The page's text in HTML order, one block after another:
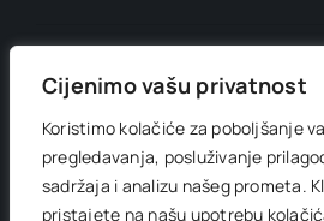
Cijenimo vašu privatnost
Koristimo kolačiće za poboljšanje
pregledavanja, posluživanje
sadržaja i analizu našeg prometa.
pristajete na našu upotrebu
Info brojevi